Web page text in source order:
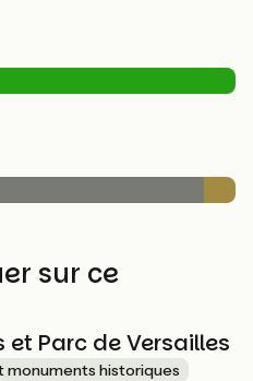
sur ce
et Parc de Versailles
monuments historiques